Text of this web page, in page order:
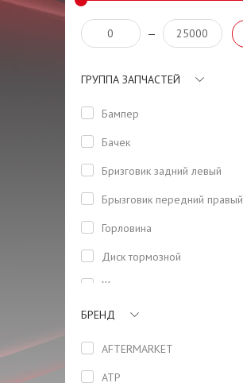
—
ГРУППА ЗАПЧАСТЕЙ
Бампер
Бачек
Бризговик задний левый
Брызговик передний правый
Горловина
Диск тормозной
Жидкость тормозная
Замок
Капот
Клипса
БРЕНД
AFTERMARKET
ATP